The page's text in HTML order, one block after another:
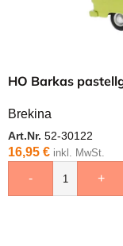
HO Barkas
Brekina
Art.Nr. 52-30122
16,95 € inkl. MwSt.
- +